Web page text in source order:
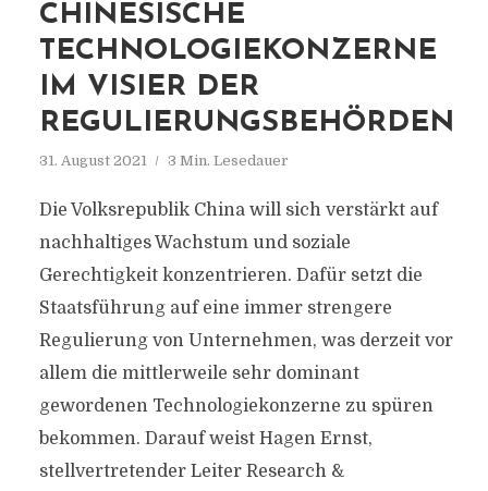
CHINESISCHE
TECHNOLOGIEKONZERNE
IM VISIER DER
REGULIERUNGSBEHÖRDEN
31. August 2021 3 Min. Lesedauer
Die Volksrepublik China will sich verstärkt auf
nachhaltiges Wachstum und soziale
Gerechtigkeit konzentrieren. Dafür setzt die
Staatsführung auf eine immer strengere
Regulierung von Unternehmen, was derzeit vor
allem die mittlerweile sehr dominant
gewordenen Technologiekonzerne zu spüren
bekommen. Darauf weist Hagen Ernst,
stellvertretender Leiter Research &